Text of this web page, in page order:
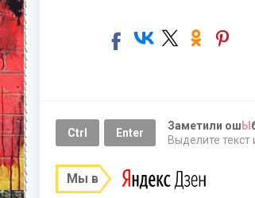
Ctrl Enter
Заметили ошЫ
Выделите текст
Мы в